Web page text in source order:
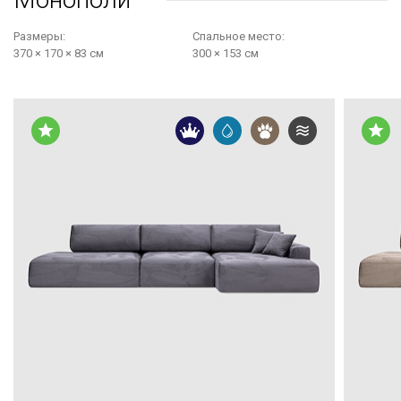
Размеры:
370 × 170 × 83 см
Cпальное место:
300 × 153 см